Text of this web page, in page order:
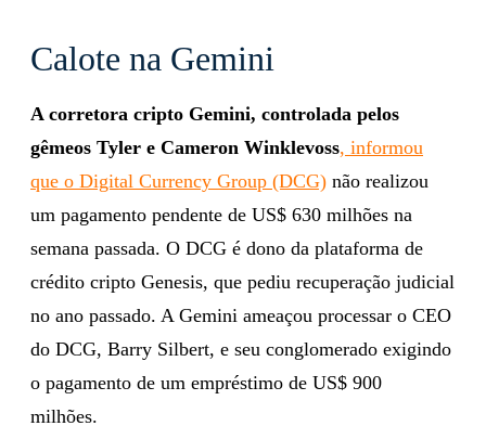
Calote na Gemini
A corretora cripto Gemini, controlada pelos
gêmeos Tyler e Cameron Winklevoss, informou
que o Digital Currency Group (DCG) não realizou
um pagamento pendente de US$ 630 milhões na
semana passada. O DCG é dono da plataforma de
crédito cripto Genesis, que pediu recuperação judicial
no ano passado. A Gemini ameaçou processar o CEO
do DCG, Barry Silbert, e seu conglomerado exigindo
o pagamento de um empréstimo de US$ 900
milhões.